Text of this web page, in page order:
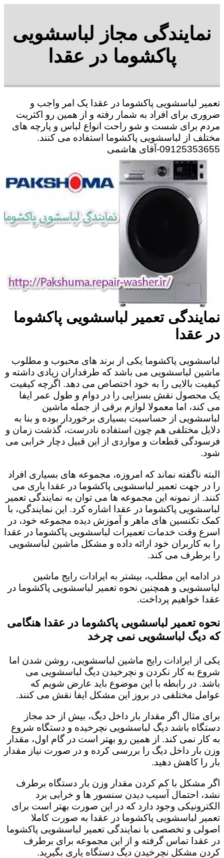
نمایندگی مجاز لباسشویی
پاکشوما در عقدا
تعمیر لباسشویی پاکشوما در عقدا یک امر واجب و
ضروری برای افراد به شمار رفته و از همین رو اکثریت
مردم برای شست و شو راحت انواع لباس و پارچه های
مختلف از لباسشویی پاکشوما استفاده می کنند.
09125353655-آقای هاشمی
نمایندگی تعمیر لباسشویی پاکشوما
در عقدا
لباسشویی پاکشوما یکی از برند های محبوب و مطلوب
ماشین لباسشویی می باشد که طرفداران زیادی داشته و
کیفیت بالایی را به خود اختصاص می دهد. اگرچه کیفیت
یک محصول نقش بسزایی را در دوام و طول عمر ایفا
می کند، اما معمولا لوازم برقی از جمله ماشین
لباسشویی از حساسیت بسیاری برخوردار بوده و بنا به
دلایل مختلفی هم چون استفاده نادرست، گذشت زمان و
فرسودگی قطعات و مواردی از این قبیل دچار خرابی می
شود.
البته ناگفته نماند که امروزه، مجموعه های بسیاری افراد
را در جهت تعمیر لباسشویی پاکشوما در عقدا یاری می
کنند. از نمونه این مجموعه ها می توان به نمایندگی تعمیر
لباسشویی پاکشوما در عقدا اشاره کرد. این نمایندگی، با
کمک تکنسین های ماهر و آموزش دیده مجموعه خود، در
اسرع وقت خدمات تعمیرات لباسشویی پاکشوما در عقدا
را به کاربران خود ارائه داده و مشکل ماشین لباسشویی
را برطرف می کند.
در ادامه این مطلب، بیشتر به ایرادات رایج ماشین
لباسشویی و همچنین نحوه تعمیر لباسشویی پاکشوما در
عقدا خواهیم پرداخت.
نحوه تعمیر لباسشویی پاکشوما در عقدا هنگامی
که دیگ لباسشویی نمی چرخد
یکی از ایرادات رایج ماشین لباسشویی، روشن شدن اما
شروع به کار نکردن و نچرخیدن دیگ لباسشویی می
باشد. در رابطه با این موضوع باید عارض شویم که
عوامل مختلفی در بروز این مشکل ایفا نقش می کنند.
برای مثال اگر مقدار بار داخل دیگ، بیش از حد مجاز
دستگاه باشد دیگ لباسشویی نچرخیده و دستگاه شروع
به کار نمی کند. از همین رو بهتر است در گام اول، مقدار
وزن بار داخل دیگ را بررسی کرده و در صورت نیاز مقدار
بار را کاهش دهید‌.
اگر مشکل با کم کردن مقدار وزن بار دستگاه برطرف
نشد، احتمال آسیب دیدن سنسور ها و خرابی برد
الکترونیکی وجود دارد که در این صورت بهتر است برای
تعمیر لباسشویی پاکشوما در عقدا به صورت کاملا
اصولی و تخصصی با نمایندگی تعمیر لباسشویی پاکشوما
در عقدا تماس گرفته و از این مجموعه برای برطرف
کردن مشکل نچرخیدن دیگ دستگاه یاری بگیرید.